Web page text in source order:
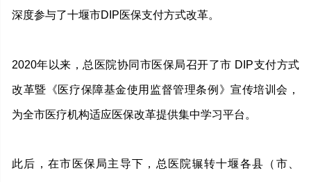
深度参与了十堰市DIP医保支付方式改革。
2020年以来，总医院协同市医保局召开了市 DIP支付方式
改革暨《医疗保障基金使用监督管理条例》宣传培训会，
为全市医疗机构适应医保改革提供集中学习平台。
此后，在市医保局主导下，总医院辗转十堰各县（市、